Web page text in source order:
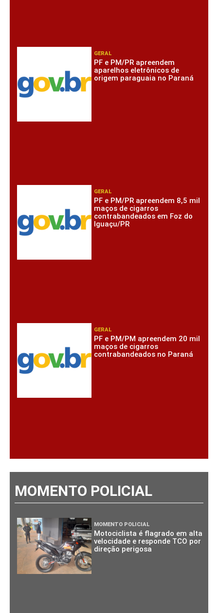
GERAL
PF e PM/PR apreendem
aparelhos eletrônicos de
origem paraguaia no Paraná
GERAL
PF e PM/PR apreendem 8,5 mil
maços de cigarros
contrabandeados em Foz do
Iguaçu/PR
GERAL
PF e PM/PM apreendem 20 mil
maços de cigarros
contrabandeados no Paraná
MOMENTO POLICIAL
MOMENTO POLICIAL
Motociclista é flagrado em alta
velocidade e responde TCO por
direção perigosa